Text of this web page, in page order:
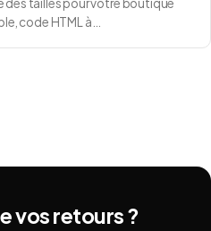
tailles pour votre boutique
code HTML à…
vos retours ?